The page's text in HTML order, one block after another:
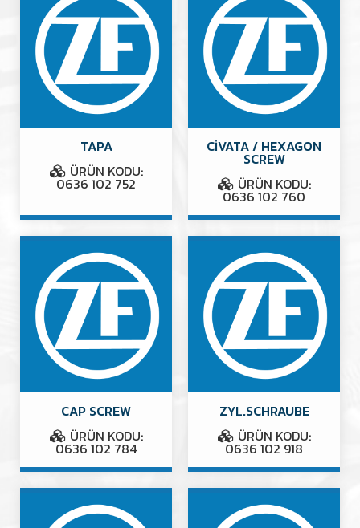
TAPA
ÜRÜN KODU:
0636 102 752
CİVATA / HEXAGON
SCREW
ÜRÜN KODU:
0636 102 760
CAP SCREW
ÜRÜN KODU:
0636 102 784
ZYL.SCHRAUBE
ÜRÜN KODU:
0636 102 918